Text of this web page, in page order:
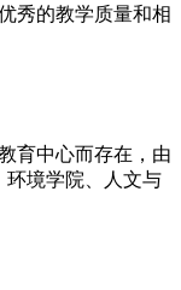
秀的教学质量和相
育中心而存在，由
环境学院、人文与